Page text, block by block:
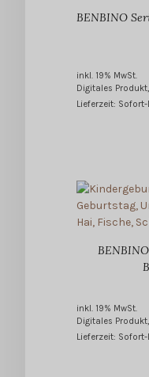
BENBINO
inkl. 19% MwSt.
Digitales
Lieferzeit:
inkl. 19% MwSt.
Digitales
Lieferzeit: